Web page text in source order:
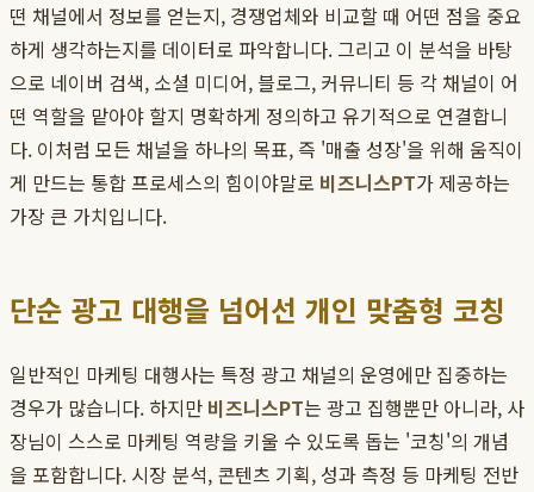
떤 채널에서 정보를 얻는지, 경쟁업체와 비교할 때 어떤 점을 중요
하게 생각하는지를 데이터로 파악합니다. 그리고 이 분석을 바탕
으로 네이버 검색, 소셜 미디어, 블로그, 커뮤니티 등 각 채널이 어
떤 역할을 맡아야 할지 명확하게 정의하고 유기적으로 연결합니
다. 이처럼 모든 채널을 하나의 목표, 즉 '매출 성장'을 위해 움직이
게 만드는 통합 프로세스의 힘이야말로 비즈니스PT가 제공하는
가장 큰 가치입니다.
단순 광고 대행을 넘어선 개인 맞춤형 코칭
일반적인 마케팅 대행사는 특정 광고 채널의 운영에만 집중하는
경우가 많습니다. 하지만 비즈니스PT는 광고 집행뿐만 아니라, 사
장님이 스스로 마케팅 역량을 키울 수 있도록 돕는 '코칭'의 개념
을 포함합니다. 시장 분석, 콘텐츠 기획, 성과 측정 등 마케팅 전반